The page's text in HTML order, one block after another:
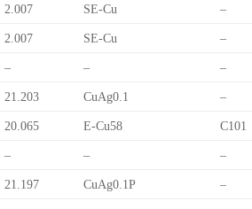
2.007 SE-Cu –
2.007 SE-Cu –
– – –
21.203 CuAg0.1 –
20.065 E-Cu58 C101
– – –
21.197 CuAg0.1P –